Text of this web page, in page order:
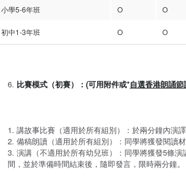
小學5-6年班 O O
初中1-3年班 O O
比賽模式（初賽）：(可用附件或*自選香港朗誦節
講故事比賽（適用於所有組別）：於兩分鐘內演
備稿朗讀（適用於所有組別）：同學將獲發閱讀
演講（不適用於所有幼兒班）：同學將獲發5條
間，並於準備時間結束後，隨即發言，限時兩分鐘。